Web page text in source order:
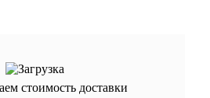
стоимость доставки